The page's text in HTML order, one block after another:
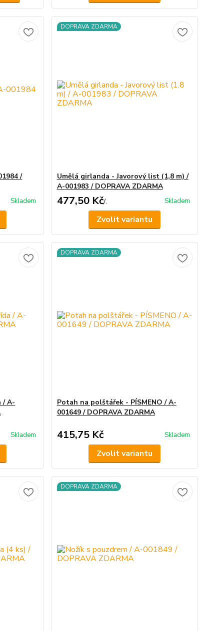
/
Skladem
DOPRAVA ZDARMA
Umělá girlanda - Javorový list (1,8 m) /
A-001983 / DOPRAVA ZDARMA
477,50 Kč/. Skladem
Zvolit variantu
/ A-
Skladem
DOPRAVA ZDARMA
Potah na polštářek - PÍSMENO / A-
001649 / DOPRAVA ZDARMA
415,75 Kč Skladem
Zvolit variantu
DOPRAVA ZDARMA